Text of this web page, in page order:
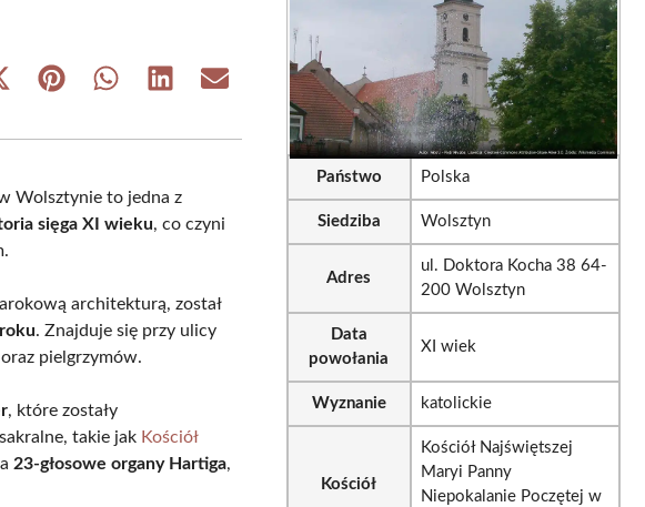
Share Share Share Share
Wolsztynie to jedna z
sięga XI wieku, co czyni
architekturą, został
. Znajduje się przy ulicy
pielgrzymów.
, które zostały
takie jak Kościół
23-głosowe organy Hartiga,
Państwo Polska
Siedziba Wolsztyn
Adres
ul. Doktora Kocha 38 64-
200 Wolsztyn
Data
powołania
XI wiek
Wyznanie katolickie
Kościół
Kościół Najświętszej
Maryi Panny
Niepokalanie Poczętej w